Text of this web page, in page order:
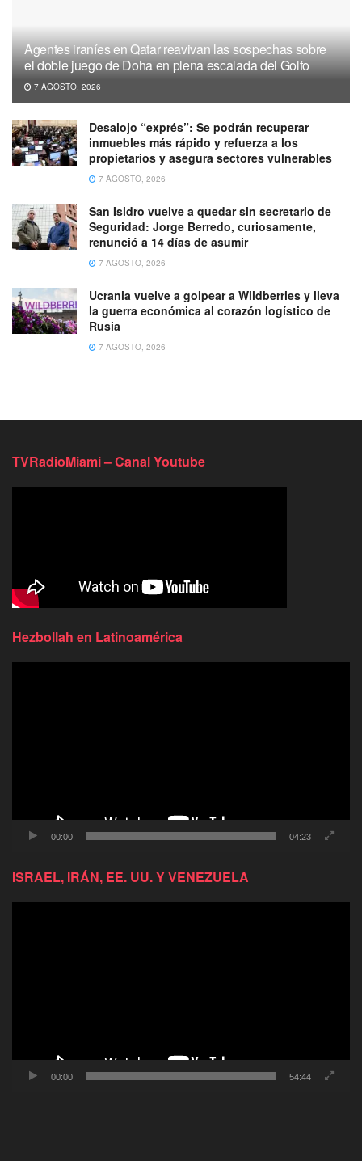
Agentes iraníes en Qatar reavivan las sospechas sobre
el doble juego de Doha en plena escalada del Golfo
7 AGOSTO, 2026
Desalojo “exprés”: Se podrán recuperar
inmuebles más rápido y refuerza a los
propietarios y asegura sectores vulnerables
7 AGOSTO, 2026
San Isidro vuelve a quedar sin secretario de
Seguridad: Jorge Berredo, curiosamente,
renunció a 14 días de asumir
7 AGOSTO, 2026
Ucrania vuelve a golpear a Wildberries y lleva
la guerra económica al corazón logístico de
Rusia
7 AGOSTO, 2026
TVRadioMiami – Canal Youtube
Hezbollah en Latinoamérica
00:00 04:23
ISRAEL, IRÁN, EE. UU. Y VENEZUELA
00:00 54:44